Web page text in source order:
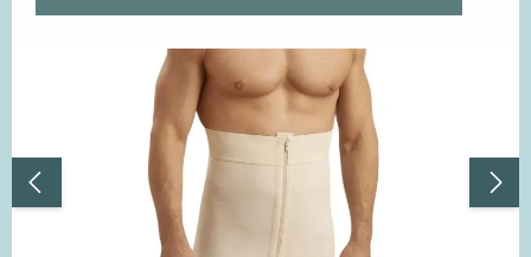
Bildergalerie überspringen